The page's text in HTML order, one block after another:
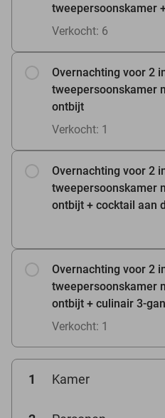
tweepersoonskamer
Verkocht: 6
Overnachting voor 2
tweepersoonskamer
ontbijt
Verkocht: 1
Overnachting voor 2
tweepersoonskamer
ontbijt + cocktail aan
Overnachting voor 2
tweepersoonskamer
ontbijt + culinair 3-
Verkocht: 1
1 Kamer